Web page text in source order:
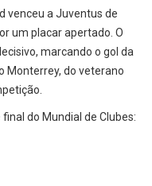
venceu a Juventus de
um placar apertado. O
marcando o gol da
Monterrey, do veterano
do Mundial de Clubes: